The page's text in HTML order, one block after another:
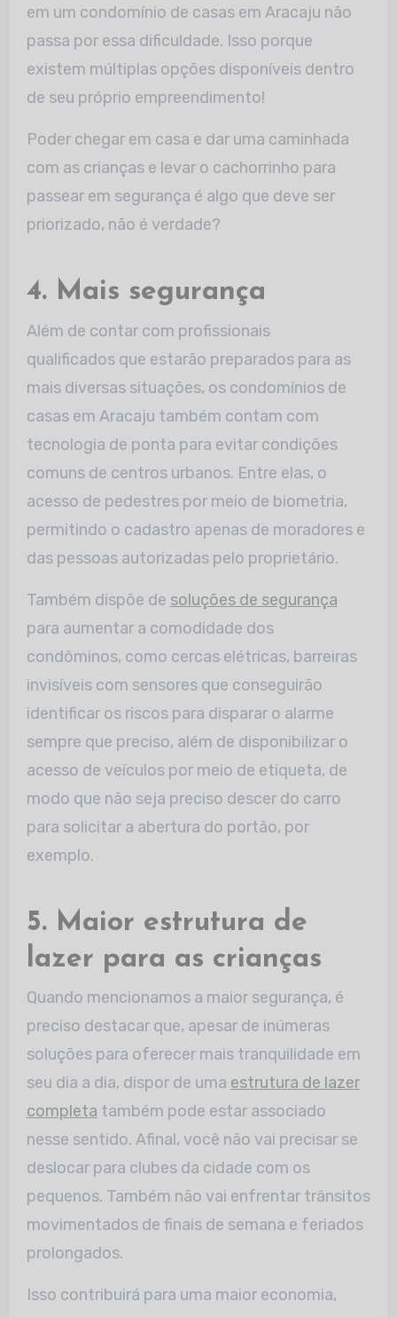
em um condomínio de casas em Aracaju não
passa por essa dificuldade. Isso porque
existem múltiplas opções disponíveis dentro
de seu próprio empreendimento!
Poder chegar em casa e dar uma caminhada
com as crianças e levar o cachorrinho para
passear em segurança é algo que deve ser
priorizado, não é verdade?
4. Mais segurança
Além de contar com profissionais
qualificados que estarão preparados para as
mais diversas situações, os condomínios de
casas em Aracaju também contam com
tecnologia de ponta para evitar condições
comuns de centros urbanos. Entre elas, o
acesso de pedestres por meio de biometria,
permitindo o cadastro apenas de moradores e
das pessoas autorizadas pelo proprietário.
Também dispõe de soluções de segurança
para aumentar a comodidade dos
condôminos, como cercas elétricas, barreiras
invisíveis com sensores que conseguirão
identificar os riscos para disparar o alarme
sempre que preciso, além de disponibilizar o
acesso de veículos por meio de etiqueta, de
modo que não seja preciso descer do carro
para solicitar a abertura do portão, por
exemplo.
5. Maior estrutura de
lazer para as crianças
Quando mencionamos a maior segurança, é
preciso destacar que, apesar de inúmeras
soluções para oferecer mais tranquilidade em
seu dia a dia, dispor de uma estrutura de lazer
completa também pode estar associado
nesse sentido. Afinal, você não vai precisar se
deslocar para clubes da cidade com os
pequenos. Também não vai enfrentar trânsitos
movimentados de finais de semana e feriados
prolongados.
Isso contribuirá para uma maior economia,